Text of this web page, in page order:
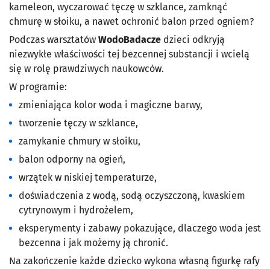
kameleon, wyczarować tęczę w szklance, zamknąć
chmurę w słoiku, a nawet ochronić balon przed ogniem?
Podczas warsztatów WodoBadacze dzieci odkryją
niezwykłe właściwości tej bezcennej substancji i wcielą
się w rolę prawdziwych naukowców.
W programie:
zmieniająca kolor woda i magiczne barwy,
tworzenie tęczy w szklance,
zamykanie chmury w słoiku,
balon odporny na ogień,
wrzątek w niskiej temperaturze,
doświadczenia z wodą, sodą oczyszczoną, kwaskiem
cytrynowym i hydrożelem,
eksperymenty i zabawy pokazujące, dlaczego woda jest
bezcenna i jak możemy ją chronić.
Na zakończenie każde dziecko wykona własną figurkę rafy